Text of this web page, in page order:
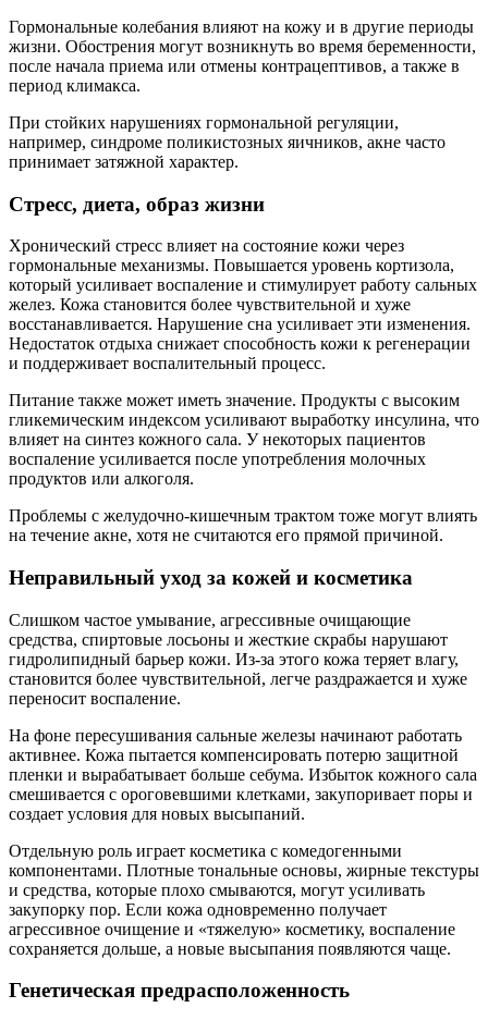
Гормональные колебания влияют на кожу и в другие периоды
жизни. Обострения могут возникнуть во время беременности,
после начала приема или отмены контрацептивов, а также в
период климакса.
При стойких нарушениях гормональной регуляции,
например, синдроме поликистозных яичников, акне часто
принимает затяжной характер.
Стресс, диета, образ жизни
Хронический стресс влияет на состояние кожи через
гормональные механизмы. Повышается уровень кортизола,
который усиливает воспаление и стимулирует работу сальных
желез. Кожа становится более чувствительной и хуже
восстанавливается. Нарушение сна усиливает эти изменения.
Недостаток отдыха снижает способность кожи к регенерации
и поддерживает воспалительный процесс.
Питание также может иметь значение. Продукты с высоким
гликемическим индексом усиливают выработку инсулина, что
влияет на синтез кожного сала. У некоторых пациентов
воспаление усиливается после употребления молочных
продуктов или алкоголя.
Проблемы с желудочно-кишечным трактом тоже могут влиять
на течение акне, хотя не считаются его прямой причиной.
Неправильный уход за кожей и косметика
Слишком частое умывание, агрессивные очищающие
средства, спиртовые лосьоны и жесткие скрабы нарушают
гидролипидный барьер кожи. Из-за этого кожа теряет влагу,
становится более чувствительной, легче раздражается и хуже
переносит воспаление.
На фоне пересушивания сальные железы начинают работать
активнее. Кожа пытается компенсировать потерю защитной
пленки и вырабатывает больше себума. Избыток кожного сала
смешивается с ороговевшими клетками, закупоривает поры и
создает условия для новых высыпаний.
Отдельную роль играет косметика с комедогенными
компонентами. Плотные тональные основы, жирные текстуры
и средства, которые плохо смываются, могут усиливать
закупорку пор. Если кожа одновременно получает
агрессивное очищение и «тяжелую» косметику, воспаление
сохраняется дольше, а новые высыпания появляются чаще.
Генетическая предрасположенность